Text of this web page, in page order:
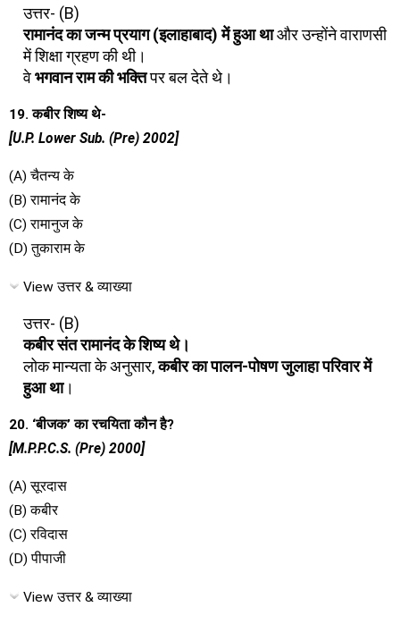
उत्तर- (B)
रामानंद का जन्म प्रयाग (इलाहाबाद) में हुआ थाऔर उन्होंने वाराणसी
में शिक्षा ग्रहण की थी।
वेभगवान राम की भक्तिपर बल देते थे।
19. कबीर शिष्य थे-
[U.P. Lower Sub. (Pre) 2002]
(A) चैतन्य के
(B) रामानंद के
(C) रामानुज के
(D) तुकाराम के
View उत्तर & व्याख्या
उत्तर- (B)
कबीर संत रामानंद के शिष्य थे।
लोक मान्यता के अनुसार,कबीर का पालन-पोषण जुलाहा परिवार में
हुआ था।
20. ‘बीजक’ का रचयिता कौन है?
[M.P.P.C.S. (Pre) 2000]
(A) सूरदास
(B) कबीर
(C) रविदास
(D) पीपाजी
View उत्तर & व्याख्या